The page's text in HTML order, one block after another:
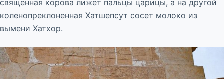
священная корова лижет пальцы царицы, а на другой
коленопреклоненная Хатшепсут сосет молоко из
вымени Хатхор.